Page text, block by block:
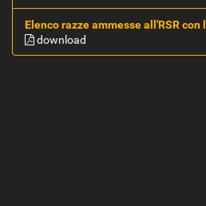
Elenco razze ammesse all'RSR
download